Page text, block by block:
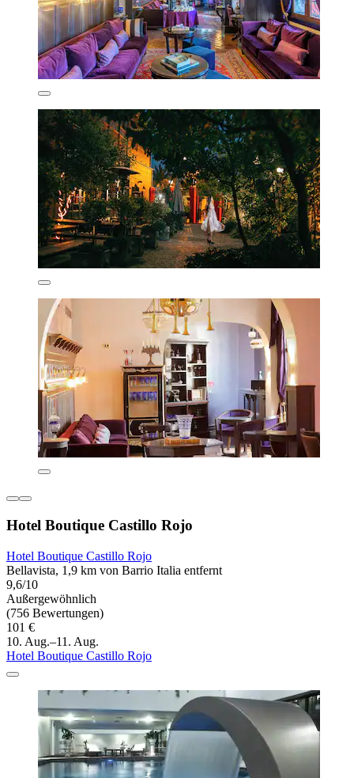
Hotel Boutique Castillo Rojo
Hotel Boutique Castillo Rojo
Bellavista, 1,9 km von Barrio Italia entfernt
9,6/10
Außergewöhnlich
(756 Bewertungen)
101 €
10. Aug.–11. Aug.
Hotel Boutique Castillo Rojo